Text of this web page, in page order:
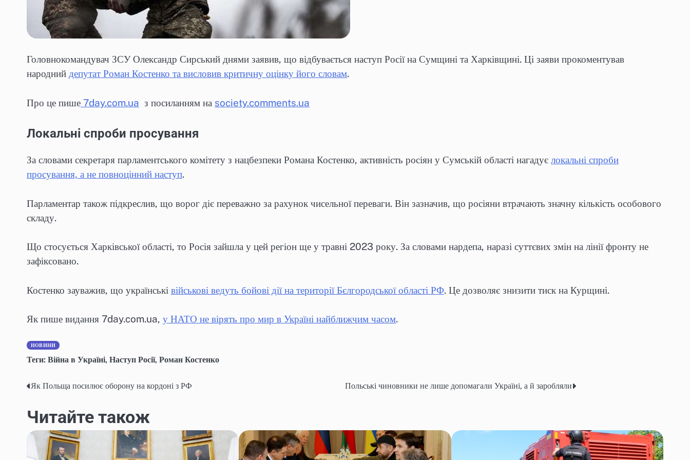
Головнокомандувач ЗСУ Олександр Сирський днями заявив, що відбувається наступ Росії на Сумщині та Харківщині. Ці заяви прокоментував
народний депутат Роман Костенко та висловив критичну оцінку його словам.
Про це пише 7day.com.ua з посиланням на society.comments.ua
Локальні спроби просування
За словами секретаря парламентського комітету з нацбезпеки Романа Костенко, активність росіян у Сумській області нагадує локальні спроби
просування, а не повноцінний наступ.
Парламентар також підкреслив, що ворог діє переважно за рахунок чисельної переваги. Він зазначив, що росіяни втрачають значну кількість особового
складу.
Що стосується Харківської області, то Росія зайшла у цей регіон ще у травні 2023 року. За словами нардепа, наразі суттєвих змін на лінії фронту не
зафіксовано.
Костенко зауважив, що українські військові ведуть бойові дії на території Бєлгородської області РФ. Це дозволяє знизити тиск на Курщині.
Як пише видання 7day.com.ua, у НАТО не вірять про мир в Україні найближчим часом.
НОВИНИ
Теги: Війна в Україні, Наступ Росії, Роман Костенко
Навігація
записів
Як Польща посилює оборону на кордоні з РФ Польські чиновники не лише допомагали Україні, а й заробляли
Читайте також